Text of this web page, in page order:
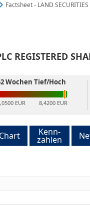
Factsheet - LAND SECURITIES
REGISTERED
Wochen Tief/Hoch
EUR 8,4200 EUR
Chart Kenn-
zahlen